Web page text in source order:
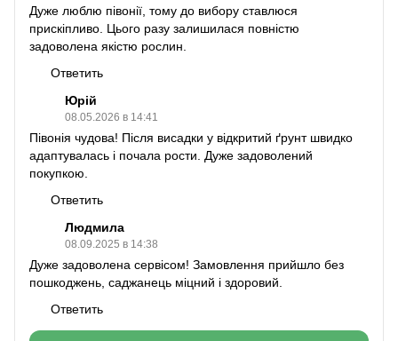
Дуже люблю півонії, тому до вибору ставлюся
прискіпливо. Цього разу залишилася повністю
задоволена якістю рослин.
Ответить
Юрій
08.05.2026 в 14:41
Півонія чудова! Після висадки у відкритий ґрунт швидко
адаптувалась і почала рости. Дуже задоволений
покупкою.
Ответить
Людмила
08.09.2025 в 14:38
Дуже задоволена сервісом! Замовлення прийшло без
пошкоджень, саджанець міцний і здоровий.
Ответить